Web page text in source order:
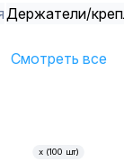
Держатели/
Смотреть все
х (100 шт)